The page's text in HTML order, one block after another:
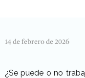
14 de febrero de 2026
¿Se puede o no